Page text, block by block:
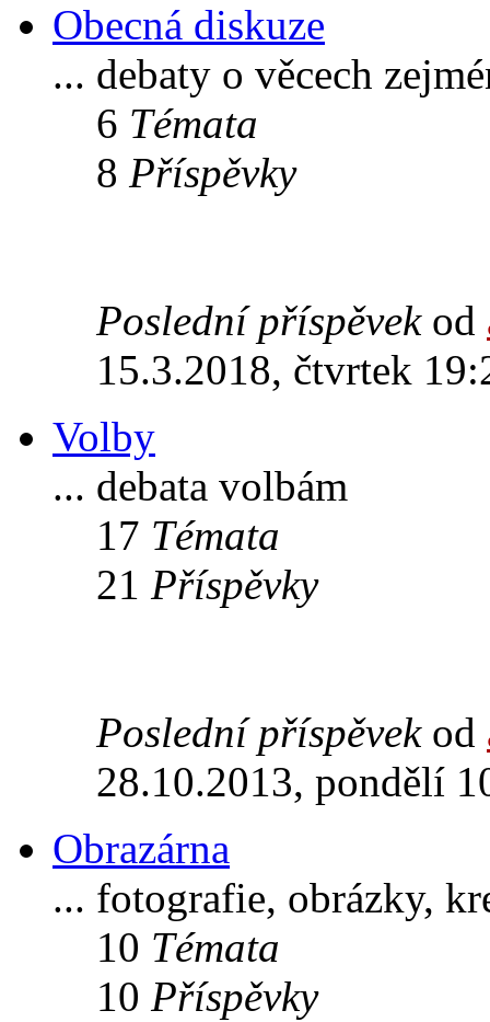
Obecná diskuze
... debaty o věcech
6 Témata
8 Příspěvky
Poslední příspěvekod
15.3.2018, čtvrtek
Volby
... debata volbám
17 Témata
21 Příspěvky
Poslední příspěvekod
28.10.2013, pondělí
Obrazárna
... fotografie, obrázky,
10 Témata
10 Příspěvky